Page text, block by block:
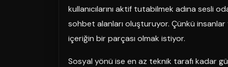
kullanıcılarını aktif tutabilmek adına sesli
sohbet alanları oluşturuyor. Çünkü
içeriğin bir parçası olmak istiyor.
Sosyal yönü ise en az teknik tarafı kadar